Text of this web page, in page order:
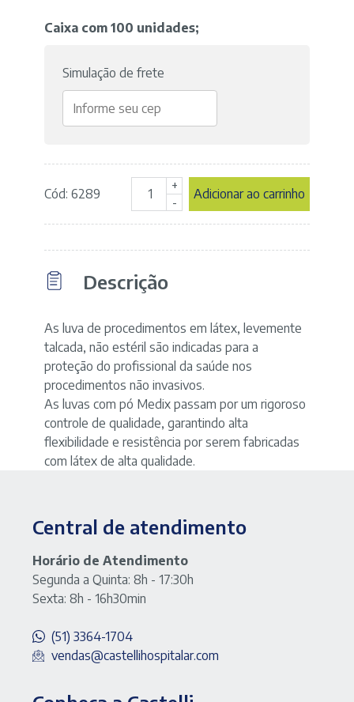
Caixa com 100 unidades;
Simulação de frete
Cód: 6289
Luva
de
Látex
Pó
P
-
Cor
BRANCA
-
marca
Medix
quantidade
+
-
Adicionar ao carrinho
Descrição
As luva de procedimentos em látex, levemente
talcada, não estéril são indicadas para a
proteção do profissional da saúde nos
procedimentos não invasivos.
As luvas com pó Medix passam por um rigoroso
controle de qualidade, garantindo alta
flexibilidade e resistência por serem fabricadas
com látex de alta qualidade.
Central de atendimento
Horário de Atendimento
Segunda a Quinta: 8h - 17:30h
Sexta: 8h - 16h30min
(51) 3364-1704
vendas@castellihospitalar.com